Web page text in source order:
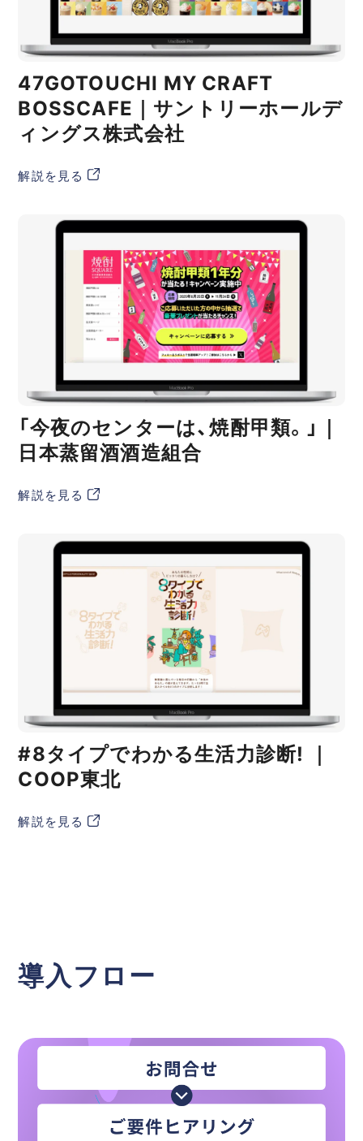
47GOTOUCHI MY CRAFT
BOSSCAFE｜サントリーホールデ
ィングス株式会社
解説を見る
「今夜のセンターは、焼酎甲類。」｜
日本蒸留酒酒造組合
解説を見る
#8タイプでわかる生活力診断! ｜
COOP東北
解説を見る
導入フロー